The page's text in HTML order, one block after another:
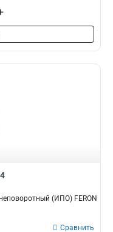
(ИПО) FERON
Сравнить